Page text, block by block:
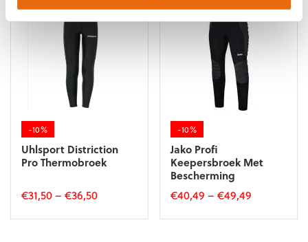
-10%
Uhlsport Distriction
Pro Thermobroek
€31,50– €36,50
Dit
-10%
Jako Profi
Keepersbroek Met
Bescherming
€40,49 –€49,49
Dit